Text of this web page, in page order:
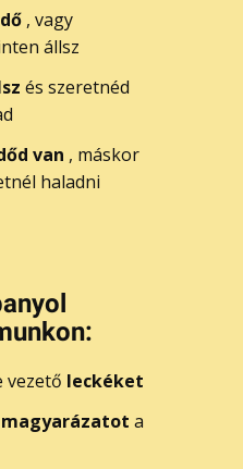
, vagy
állsz
és szeretnéd
van , máskor
haladni
vezető leckéket
a